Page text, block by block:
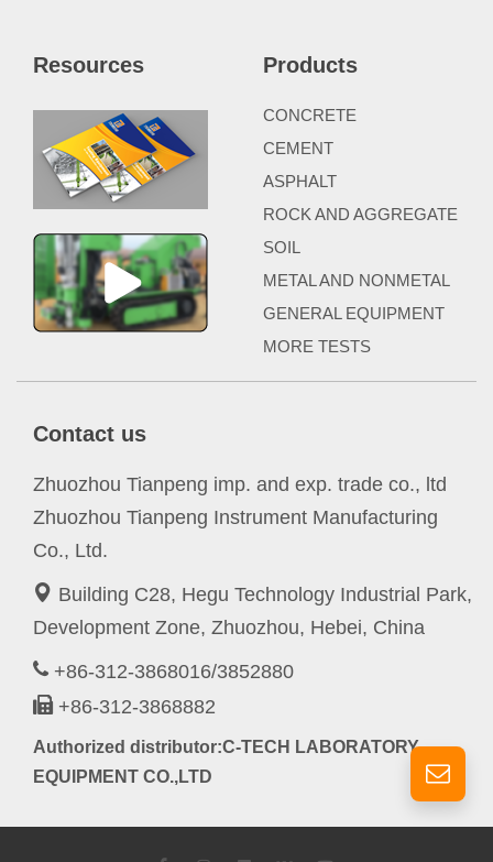
Resources Products
CONCRETE
CEMENT
ASPHALT
ROCK AND AGGREGATE
SOIL
METAL AND NONMETAL
GENERAL EQUIPMENT
MORE TESTS
Contact us
Zhuozhou Tianpeng imp. and exp. trade co., ltd
Zhuozhou Tianpeng Instrument Manufacturing
Co., Ltd.
Building C28, Hegu Technology Industrial Park,
Development Zone, Zhuozhou, Hebei, China
+86-312-3868016/3852880
+86-312-3868882
Authorized distributor:C-TECH LABORATORY
EQUIPMENT CO.,LTD